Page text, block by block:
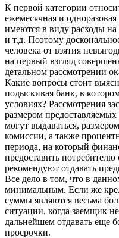
К первой категории
ежемесячная и
имеются в виду расходы на
и т.д. Поэтому
человека от взятия
на первый взгляд
детальном рассмотрении
Какие вопросы стоит
подыскивая банк, в
условиях? Рассмотрения
размером
могут выдаваться,
комиссии, а также
периода, на который
предоставить потребителю
рекомендуют отдавать
Все дело в том, что в
минимальным. Если же
суммы являются весьма
ситуации, когда заемщик
дальнейшем отдавать еще
просрочки.